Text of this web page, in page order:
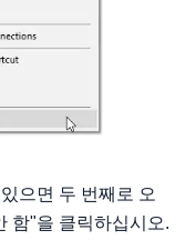
으면 두 번째로 오
함"을 클릭하십시오.